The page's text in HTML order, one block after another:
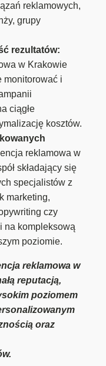
reklamowych,
grupy
rezultatów:
w Krakowie
monitorować i
ciągłe
kosztów.
reklamowa w
składający się
specjalistów z
marketing,
czy
na kompleksową
poziomie.
reklamowa w
reputacją,
poziomem
oraz